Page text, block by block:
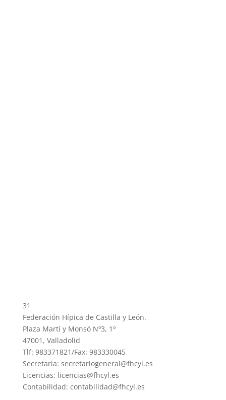
31
Federación Hípica de Castilla y León.
Plaza Martí y Monsó Nº3, 1º
47001, Valladolid
Tlf: 983371821/Fax: 983330045
Secretaria: secretariogeneral@fhcyl.es
Licencias: licencias@fhcyl.es
Contabilidad: contabilidad@fhcyl.es